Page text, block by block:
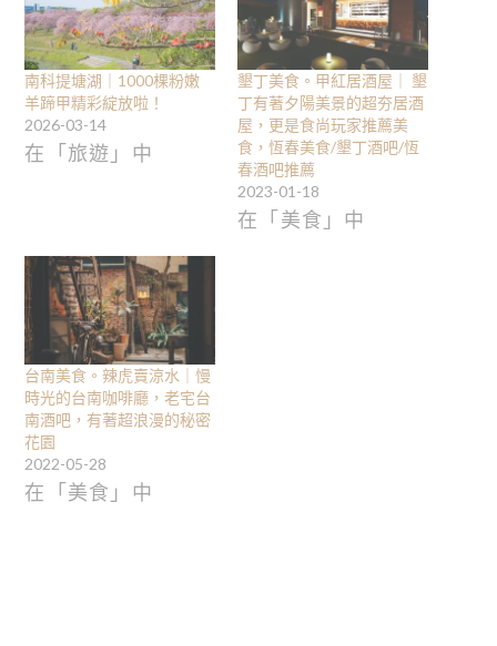
南科提塘湖｜1000棵粉嫩
羊蹄甲精彩綻放啦！
2026-03-14
在「旅遊」中
墾丁美食。甲紅居酒屋｜ 墾
丁有著夕陽美景的超夯居酒
屋，更是食尚玩家推薦美
食，恆春美食/墾丁酒吧/恆
春酒吧推薦
2023-01-18
在「美食」中
台南美食。辣虎賣涼水｜慢
時光的台南咖啡廳，老宅台
南酒吧，有著超浪漫的秘密
花園
2022-05-28
在「美食」中